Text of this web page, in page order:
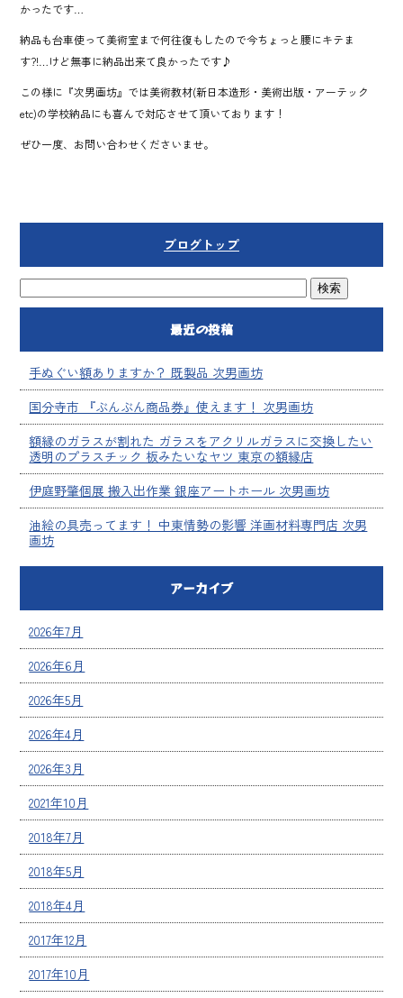
かったです…
納品も台車使って美術室まで何往復もしたので今ちょっと腰にキテま
す?!…けど無事に納品出来て良かったです♪
この様に『次男画坊』では美術教材(新日本造形・美術出版・アーテック
etc)の学校納品にも喜んで対応させて頂いております！
ぜひ一度、お問い合わせくださいませ。
ブログトップ
最近の投稿
手ぬぐい額ありますか？ 既製品 次男画坊
国分寺市 『ぶんぶん商品券』使えます！ 次男画坊
額縁のガラスが割れた ガラスをアクリルガラスに交換したい
透明のプラスチック 板みたいなヤツ 東京の額縁店
伊庭野肇個展 搬入出作業 銀座アートホール 次男画坊
油絵の具売ってます！ 中東情勢の影響 洋画材料専門店 次男
画坊
アーカイブ
2026年7月
2026年6月
2026年5月
2026年4月
2026年3月
2021年10月
2018年7月
2018年5月
2018年4月
2017年12月
2017年10月